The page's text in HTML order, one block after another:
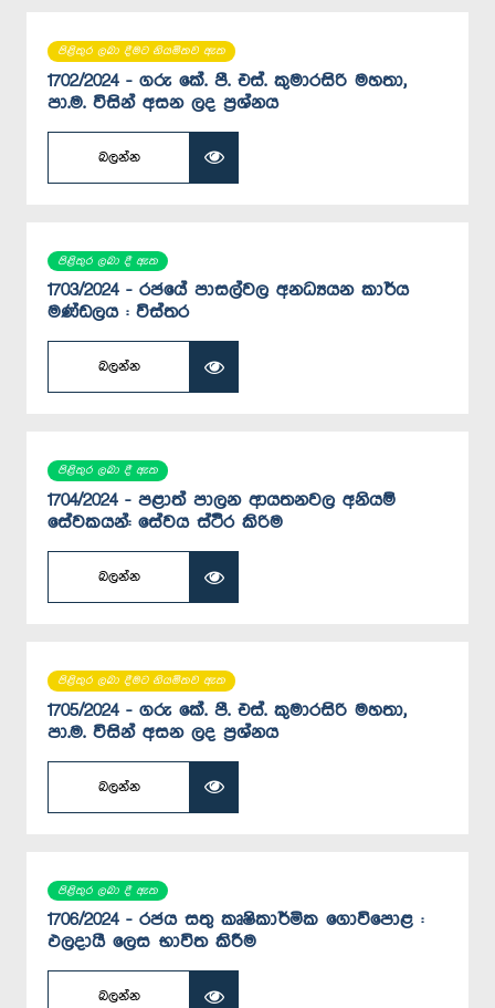
පිළිතුර ලබා දීමට නියමිතව ඇත
1702/2024 - ගරු කේ. පී. එස්. කුමාරසිරි මහතා,
පා.ම. විසින් අසන ලද ප්‍රශ්නය
බලන්න
පිළිතුර ලබා දී ඇත
1703/2024 - රජයේ පාසල්වල අනධ්‍යයන කාර්ය
මණ්ඩලය : විස්තර
බලන්න
පිළිතුර ලබා දී ඇත
1704/2024 - පළාත් පාලන ආයතනවල අනියම්
සේවකයන්: සේවය ස්ථිර කිරිම
බලන්න
පිළිතුර ලබා දීමට නියමිතව ඇත
1705/2024 - ගරු කේ. පී. එස්. කුමාරසිරි මහතා,
පා.ම. විසින් අසන ලද ප්‍රශ්නය
බලන්න
පිළිතුර ලබා දී ඇත
1706/2024 - රජය සතු කෘෂිකාර්මික ගොවිපොළ :
ඵලදා‍යී ලෙස භාවිත කිරීම
බලන්න